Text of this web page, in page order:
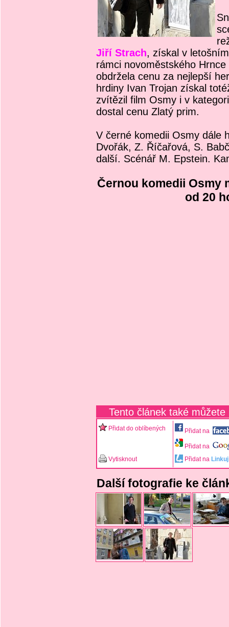
Jiří Strach, získal v
rámci novoměstského
obdržela cenu za nejlepší
hrdiny Ivan Trojan získal
zvítězil film Osmy i v
dostal cenu Zlatý prim.
V černé komedii Osmy dále
Dvořák, Z. Říčařová, S.
další. Scénář M. Epstein.
Černou komedii Osmy
od 20
Tento článek také můžete
Přidat do oblíbených Přidat na
Přidat na
Vytisknout
Přidat na Linkuj
Další fotografie ke